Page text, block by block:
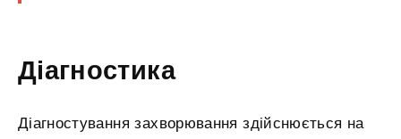
Діагностика
Діагностування захворювання здійснюється на